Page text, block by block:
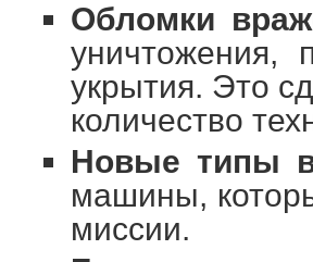
Обломки
уничтожения,
укрытия. Это
количество
Новые типы
машины,
миссии.